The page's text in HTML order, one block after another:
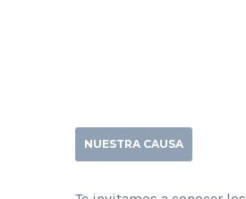
NUESTRA CAUSA